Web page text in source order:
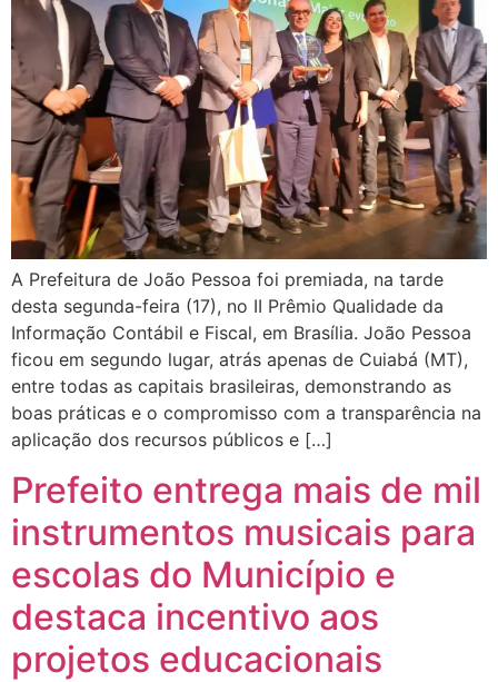
A Prefeitura de João Pessoa foi premiada, na tarde
desta segunda-feira (17), no II Prêmio Qualidade da
Informação Contábil e Fiscal, em Brasília. João Pessoa
ficou em segundo lugar, atrás apenas de Cuiabá (MT),
entre todas as capitais brasileiras, demonstrando as
boas práticas e o compromisso com a transparência na
aplicação dos recursos públicos e […]
Prefeito entrega mais de mil
instrumentos musicais para
escolas do Município e
destaca incentivo aos
projetos educacionais